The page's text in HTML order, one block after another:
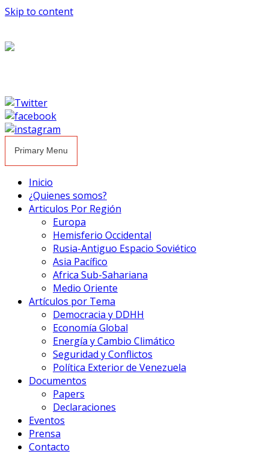
Skip to content
Primary Menu
Inicio
¿Quienes somos?
Articulos Por Región
Europa
Hemisferio Occidental
Rusia-Antiguo Espacio Soviético
Asia Pacífico
Africa Sub-Sahariana
Medio Oriente
Artículos por Tema
Democracia y DDHH
Economía Global
Energía y Cambio Climático
Seguridad y Conflictos
Política Exterior de Venezuela
Documentos
Papers
Declaraciones
Eventos
Prensa
Contacto